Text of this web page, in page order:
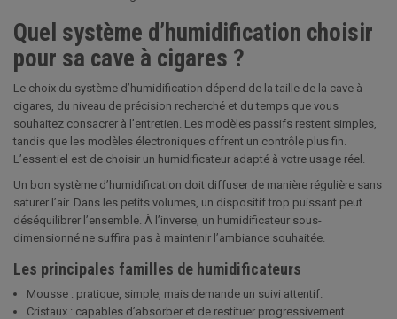
Quel système d’humidification choisir
pour sa cave à cigares ?
Le choix du système d’humidification dépend de la taille de la cave à
cigares, du niveau de précision recherché et du temps que vous
souhaitez consacrer à l’entretien. Les modèles passifs restent simples,
tandis que les modèles électroniques offrent un contrôle plus fin.
L’essentiel est de choisir un humidificateur adapté à votre usage réel.
Un bon système d’humidification doit diffuser de manière régulière sans
saturer l’air. Dans les petits volumes, un dispositif trop puissant peut
déséquilibrer l’ensemble. À l’inverse, un humidificateur sous-
dimensionné ne suffira pas à maintenir l’ambiance souhaitée.
Les principales familles de humidificateurs
Mousse : pratique, simple, mais demande un suivi attentif.
Cristaux : capables d’absorber et de restituer progressivement.